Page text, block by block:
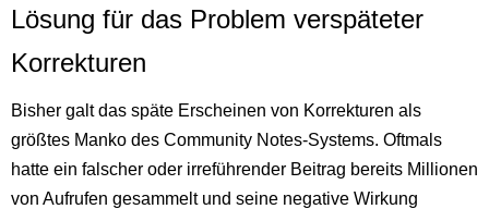
Lösung für das Problem verspäteter
Korrekturen
Bisher galt das späte Erscheinen von Korrekturen als
größtes Manko des Community Notes-Systems. Oftmals
hatte ein falscher oder irreführender Beitrag bereits Millionen
von Aufrufen gesammelt und seine negative Wirkung